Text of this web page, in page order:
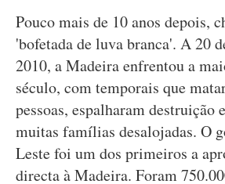
Pouco mais de 10 anos depois,
'bofetada de luva branca'. A 20
2010, a Madeira enfrentou a
século, com temporais que
pessoas, espalharam destruição
muitas famílias desalojadas. O
Leste foi um dos primeiros a
directa à Madeira. Foram